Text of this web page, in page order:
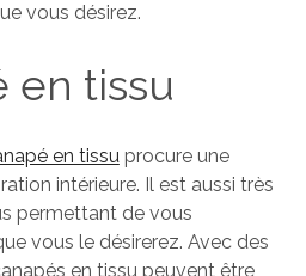
vous désirez.
en tissu
en tissuprocure une
intérieure. Il est aussi très
permettant de vous
vous le désirerez. Avec des
en tissu peuvent être